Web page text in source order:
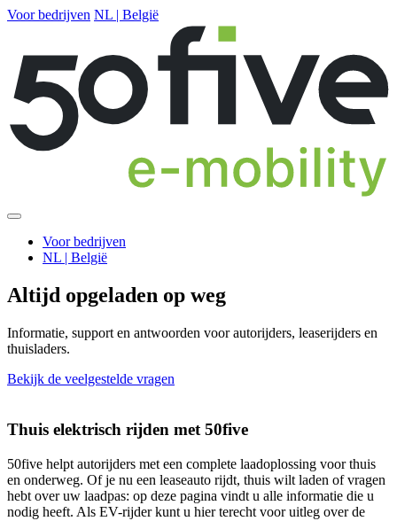
Voor bedrijven NL | België
Voor bedrijven
NL | België
Altijd opgeladen op weg
Informatie, support en antwoorden voor autorijders, leaserijders en
thuisladers.
Bekijk de veelgestelde vragen
Thuis elektrisch rijden met 50five
50five helpt autorijders met een complete laadoplossing voor thuis
en onderweg. Of je nu een leaseauto rijdt, thuis wilt laden of vragen
hebt over uw laadpas: op deze pagina vindt u alle informatie die u
nodig heeft. Als EV-rijder kunt u hier terecht voor uitleg over de